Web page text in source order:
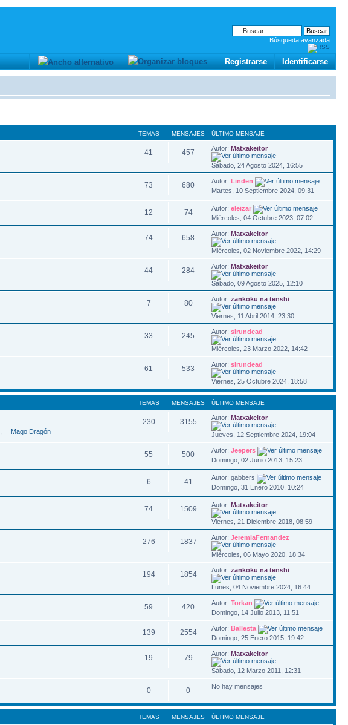
Búsqueda avanzada
Identificarse
Registrarse
TEMAS MENSAJES ÚLTIMO MENSAJE
41 457 Autor:Matxakeitor
Sábado, 24 Agosto 2024, 16:55
73 680 Autor:Linden
Martes, 10 Septiembre 2024, 09:31
12 74 Autor:eleizar
Miércoles, 04 Octubre 2023, 07:02
74 658 Autor:Matxakeitor
Miércoles, 02 Noviembre 2022, 14:29
44 284 Autor:Matxakeitor
Sábado, 09 Agosto 2025, 12:10
7 80 Autor:zankoku na tenshi
Viernes, 11 Abril 2014, 23:30
33 245 Autor:sirundead
Miércoles, 23 Marzo 2022, 14:42
61 533 Autor:sirundead
Viernes, 25 Octubre 2024, 18:58
TEMAS MENSAJES ÚLTIMO MENSAJE
Mago Dragón
230 3155 Autor:Matxakeitor
Jueves, 12 Septiembre 2024, 19:04
55 500 Autor:Jeepers
Domingo, 02 Junio 2013, 15:23
6 41
Autor: gabbers
Domingo, 31 Enero 2010, 10:24
74 1509 Autor:Matxakeitor
Viernes, 21 Diciembre 2018, 08:59
276 1837 Autor:JeremiaFernandez
Miércoles, 06 Mayo 2020, 18:34
194 1854 Autor:zankoku na tenshi
Lunes, 04 Noviembre 2024, 16:44
59 420 Autor:Torkan
Domingo, 14 Julio 2013, 11:51
139 2554 Autor:Ballesta
Domingo, 25 Enero 2015, 19:42
19 79 Autor:Matxakeitor
Sábado, 12 Marzo 2011, 12:31
0 0 No hay mensajes
TEMAS MENSAJES ÚLTIMO MENSAJE